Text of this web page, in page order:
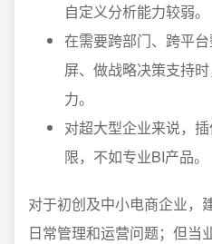
自定义分析能力较弱。
在需要跨部门、跨平
屏、做战略决策支持
力。
对超大型企业来说，
限，不如专业BI产品。
对于初创及中小电商企业，
日常管理和运营问题；但当